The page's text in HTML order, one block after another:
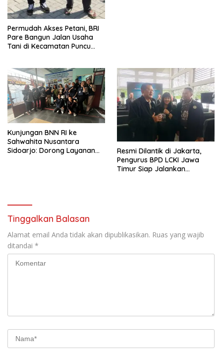
Permudah Akses Petani, BRI
Pare Bangun Jalan Usaha
Tani di Kecamatan Puncu
Kunjungan BNN RI ke
Sahwahita Nusantara
Sidoarjo: Dorong Layanan
Resmi Dilantik di Jakarta,
Pengurus BPD LCKI Jawa
Timur Siap Jalankan
Tinggalkan Balasan
Alamat email Anda tidak akan dipublikasikan. Ruas yang wajib
ditandai *